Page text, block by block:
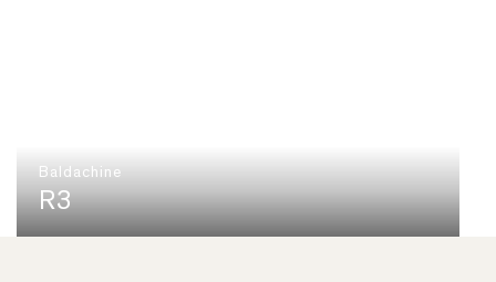
Baldachine
R3